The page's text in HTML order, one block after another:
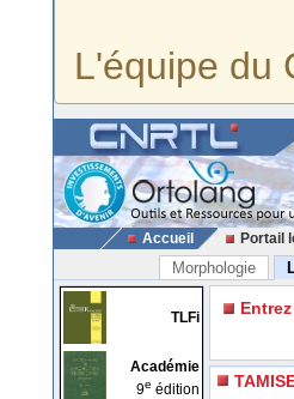
L'équipe du
Accueil Portail
Morphologie
TLFi
Académie
9e édition